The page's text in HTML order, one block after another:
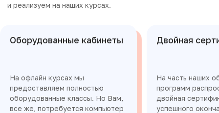
и реализуем на наших курсах.
Оборудованные кабинеты
На офлайн курсах мы
предоставляем полностью
оборудованные классы. Но Вам,
все же, потребуется компьютер
Двойная
На часть наших
программ
двойная
успешного